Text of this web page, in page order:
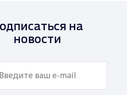
на
новости